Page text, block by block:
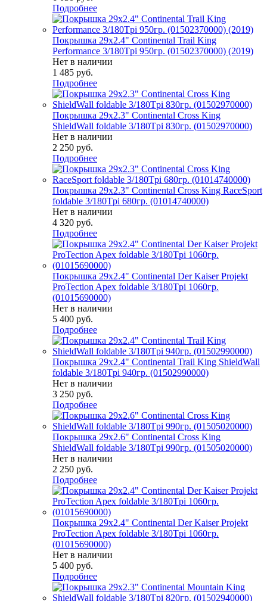
Подробнее
Покрышка 29x2.4" Continental Trail King
Performance 3/180Tpi 950гр. (01502370000) (2019)
Нет в наличии
1 485 руб.
Подробнее
Покрышка 29x2.3" Continental Cross King
ShieldWall foldable 3/180Tpi 830гр. (01502970000)
Нет в наличии
2 250 руб.
Подробнее
Покрышка 29x2.3" Continental Cross King RaceSport
foldable 3/180Tpi 680гр. (01014740000)
Нет в наличии
4 320 руб.
Подробнее
Покрышка 29x2.4" Continental Der Kaiser Projekt
ProTection Apex foldable 3/180Tpi 1060гр.
(01015690000)
Нет в наличии
5 400 руб.
Подробнее
Покрышка 29x2.4" Continental Trail King ShieldWall
foldable 3/180Tpi 940гр. (01502990000)
Нет в наличии
3 250 руб.
Подробнее
Покрышка 29x2.6" Continental Cross King
ShieldWall foldable 3/180Tpi 990гр. (01505020000)
Нет в наличии
2 250 руб.
Подробнее
Покрышка 29x2.4" Continental Der Kaiser Projekt
ProTection Apex foldable 3/180Tpi 1060гр.
(01015690000)
Нет в наличии
5 400 руб.
Подробнее